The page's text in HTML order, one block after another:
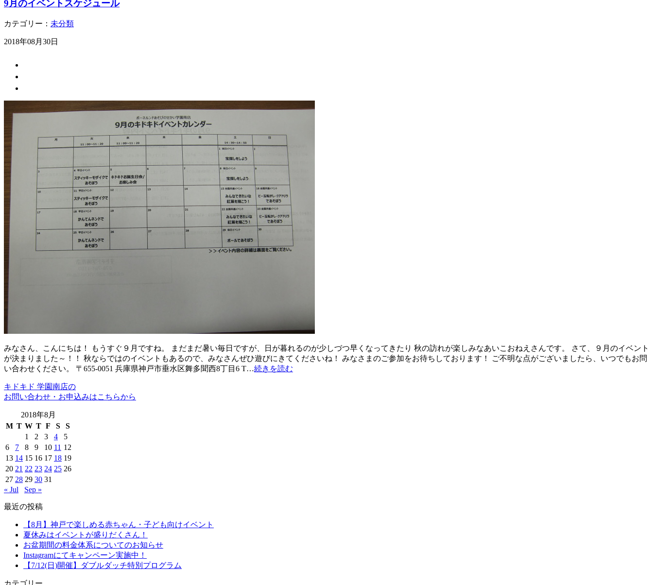
9月のイベントスケジュール
カテゴリー： 未分類
2018年08月30日
みなさん、こんにちは！ もうすぐ９月ですね。 まだまだ暑い毎日ですが、日が暮れるのが少しづつ早くなってきたり 秋の訪れが楽しみなあいこおねえさんです。 さて、９月のイベント
が決まりました～！！ 秋ならではのイベントもあるので、みなさんぜひ遊びにきてくださいね！ みなさまのご参加をお待ちしております！ ご不明な点がございましたら、いつでもお問
い合わせください。 〒655-0051 兵庫県神戸市垂水区舞多聞西8丁目6 T…続きを読む
キドキド 学園南店の
お問い合わせ・お申込みはこちらから
2018年8月
M T W T F S
S
1
2 3 4
5
6
7 8 9 10 11 12
13 14 15 16 17 18 19
20 21 22 23 24 25 26
27 28 29 30 31
« Jul
Sep »
最近の投稿
【8月】神戸で楽しめる赤ちゃん・子ども向けイベント
夏休みはイベントが盛りだくさん！
お盆期間の料金体系についてのお知らせ
Instagramにてキャンペーン実施中！
【7/12(日)開催】ダブルダッチ特別プログラム
カテゴリー